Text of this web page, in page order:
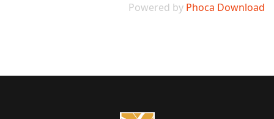
Powered by Phoca Download